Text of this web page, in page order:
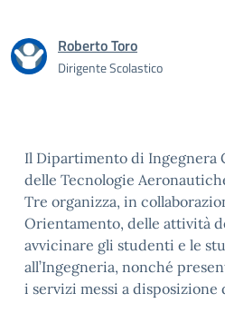
Roberto Toro
Dirigente Scolastico
Il Dipartimento di Ingegnera
delle Tecnologie
Tre organizza, in
Orientamento, delle attività
avvicinare gli studenti e le
all’Ingegneria, nonché
i servizi messi a disposizione